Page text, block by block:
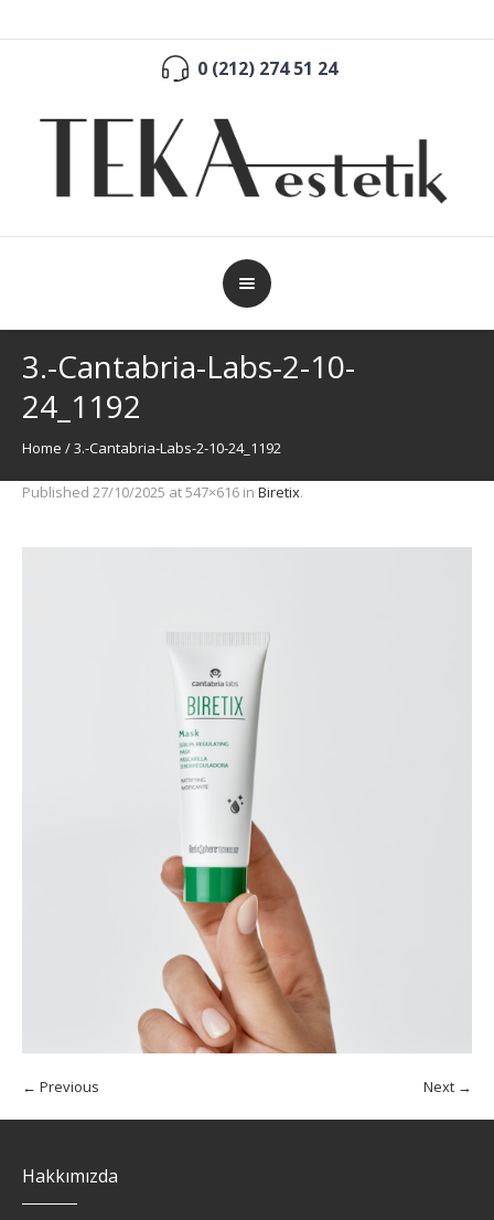
0 (212) 274 51 24
3.-Cantabria-Labs-2-10-
24_1192
Home /3.-Cantabria-Labs-2-10-24_1192
Published 27/10/2025 at 547×616 in Biretix.
← Previous Next →
Hakkımızda